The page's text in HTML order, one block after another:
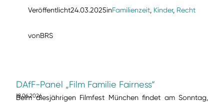
Veröffentlicht24.03.2025inFamilienzeit, Kinder, Recht
vonBRS
DAfF-Panel „Film Familie Fairness“
18.06.2026
Beim diesjährigen Filmfest München findet am Sonntag,